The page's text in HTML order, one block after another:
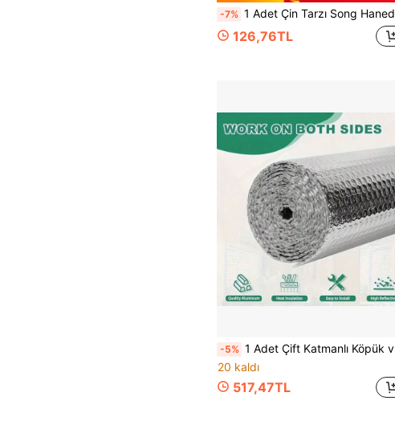
-7% 1 Adet Çin Tarzı Song Hanedanı Ahşap Renkli Duvar Kancası, Delme Gerektirmeyen Montaj, Giriş Alanı İçin Uygun, Kıyafet, Havlu, Temizlik Bezi, Ceket, Şapka Asmak İçin Yapışkanlı Kanca, Mutfak ve Yemek Odası İçin, Cadılar Bayramı, Noel, Şükran Günü, Yer Tasarrufu Sağlayan
126,76TL
-5% 1 Adet Çift Katmanlı Köpük ve Alüminyum Folyo Isı Yalıtımı, Radyasyon Isı Yansıtma, Enerji Verimliliğini Artırır, Kışın Sıcak Tutma ve Yazın Serinletme - Kapılar, Pencereler, Arabalar, Tavan Arası, Çatı İçin Kolay Kurulum, Isıya Dayanıklı Ped, Kapı Yalıtımı, Pencere Yalıtımı, Yansıtıcı Yüzey, Dayanıklı Yalıtım, Isıya Dayanıklı Malzeme, Hava Koşullarına Dayanıklı Malzeme, Yalıtım Şeridi, Araç Sahipleri, Ev Yalıtımı, Duvar Yalıtımı, Yalıtım Levhası, Köpük Levha, Esnek Yalıtım
20 kaldı
517,47TL